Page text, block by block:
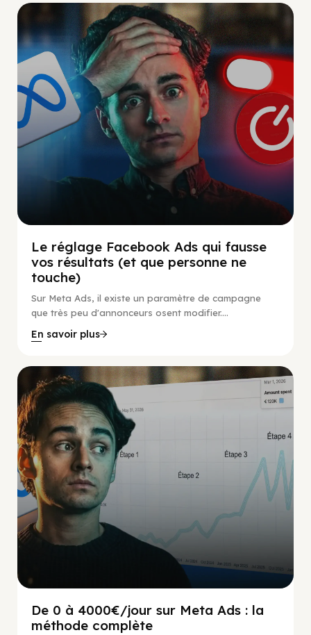
Social Scaling
Le réglage Facebook Ads qui fausse
vos résultats (et que personne ne
touche)
Sur Meta Ads, il existe un paramètre de campagne
que très peu d'annonceurs osent modifier....
En savoir plus
De 0 à 4000€/jour sur Meta Ads : la
méthode complète